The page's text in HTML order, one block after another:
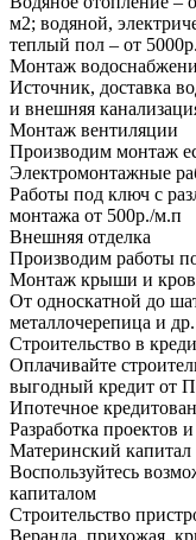
м2; водяной,
теплый пол – от
Монтаж
Источник, доставка
и внешняя
Монтаж вентиляции
Производим монтаж
Электромонтажные
Работы под ключ с
монтажа от 500р./м.п
Внешняя отделка
Производим работы
Монтаж крыши и
От односкатной до
металлочерепица и др.
Строительство в
Оплачивайте
выгодный кредит от
Ипотечное
Разработка проектов
Материнский капитал
Воспользуйтесь
капиталом
Строительство
Веранда, прихожая,